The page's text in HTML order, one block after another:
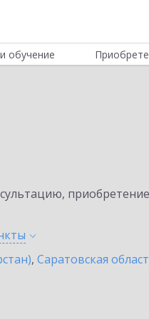
обучение
, Саратовская